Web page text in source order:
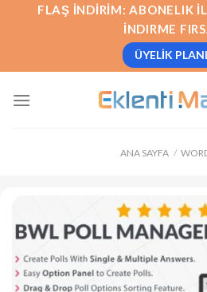
FLAŞ İNDIRIM: ABONELIK
İNDIRME
ÜYELIK
ANA SAYFA /